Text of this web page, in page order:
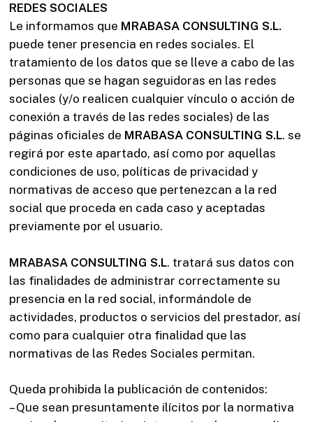
REDES SOCIALES
Le informamos que MRABASA CONSULTING S.L.
puede tener presencia en redes sociales. El
tratamiento de los datos que se lleve a cabo de las
personas que se hagan seguidoras en las redes
sociales (y/o realicen cualquier vínculo o acción de
conexión a través de las redes sociales) de las
páginas oficiales de MRABASA CONSULTING S.L. se
regirá por este apartado, así como por aquellas
condiciones de uso, políticas de privacidad y
normativas de acceso que pertenezcan a la red
social que proceda en cada caso y aceptadas
previamente por el usuario.
MRABASA CONSULTING S.L. tratará sus datos con
las finalidades de administrar correctamente su
presencia en la red social, informándole de
actividades, productos o servicios del prestador, así
como para cualquier otra finalidad que las
normativas de las Redes Sociales permitan.
Queda prohibida la publicación de contenidos:
– Que sean presuntamente ilícitos por la normativa